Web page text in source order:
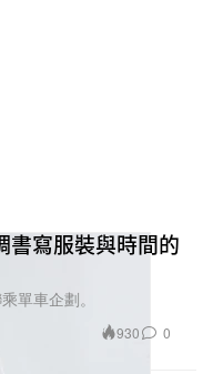
寫服裝與時間的
單車企劃。
930 0